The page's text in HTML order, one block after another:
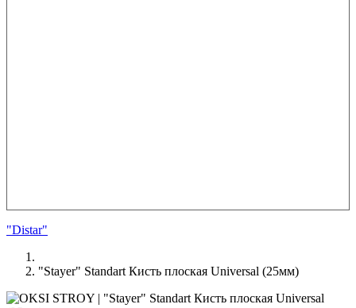
"Distar"
"Stayer" Standart Кисть плоская Universal (25мм)